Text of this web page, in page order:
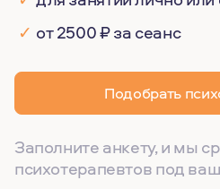
✓ от 2500 ₽ за сеанс
Подобрать
Заполните анкету, и мы
психотерапевтов под